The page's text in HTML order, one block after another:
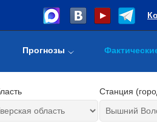
Прогнозы
Станция